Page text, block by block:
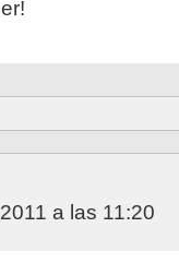
a las 11:20